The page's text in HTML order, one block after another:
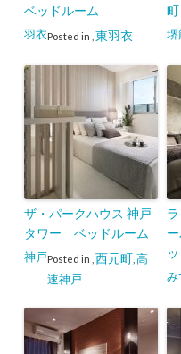
ベッドルーム
Posted in
羽衣 東羽衣 堺
ザ・パークハウス 神戸
タワー ベッドルーム
Posted in
神戸 西元町 高
速神戸
み